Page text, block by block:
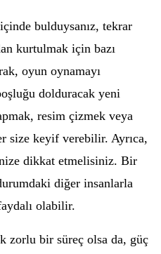
bulduysanız, tekrar
kurtulmak için bazı
oyun oynamayı
dolduracak yeni
resim çizmek veya
size keyif verebilir. Ayrıca,
dikkat etmelisiniz. Bir
diğer insanlarla
olabilir.
zorlu bir süreç olsa da, güç